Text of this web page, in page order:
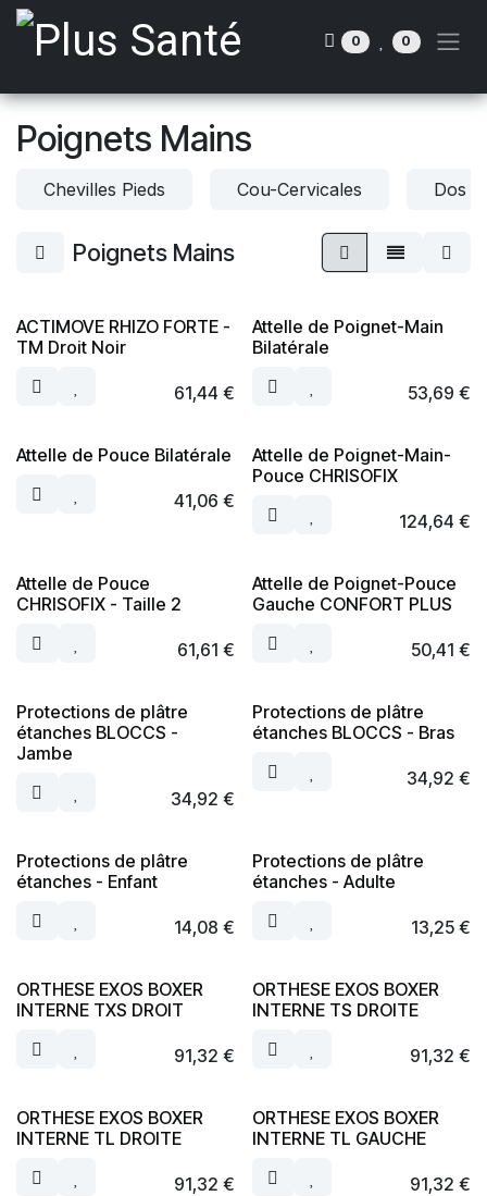
Se rendre au contenu
0 0
Poignets Mains
Chevilles Pieds Cou-Cervicales Dos
Poignets Mains
ACTIMOVE RHIZO FORTE -
TM Droit Noir
61,44 €
Attelle de Poignet-Main
Bilatérale
53,69 €
Attelle de Pouce Bilatérale
41,06 €
Attelle de Poignet-Main-
Pouce CHRISOFIX
124,64 €
Attelle de Pouce
CHRISOFIX - Taille 2
61,61 €
Attelle de Poignet-Pouce
Gauche CONFORT PLUS
50,41 €
Protections de plâtre
étanches BLOCCS -
Jambe
34,92 €
Protections de plâtre
étanches BLOCCS - Bras
34,92 €
Protections de plâtre
étanches - Enfant
14,08 €
Protections de plâtre
étanches - Adulte
13,25€
ORTHESE EXOS BOXER
INTERNE TXS DROIT
91,32 €
ORTHESE EXOS BOXER
INTERNE TS DROITE
91,32 €
ORTHESE EXOS BOXER
INTERNE TL DROITE
91,32 €
ORTHESE EXOS BOXER
INTERNE TL GAUCHE
91,32 €